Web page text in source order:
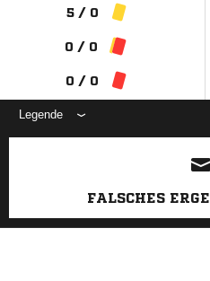
5 / 0
0 / 0
0 / 0
Legende
FALSCHES